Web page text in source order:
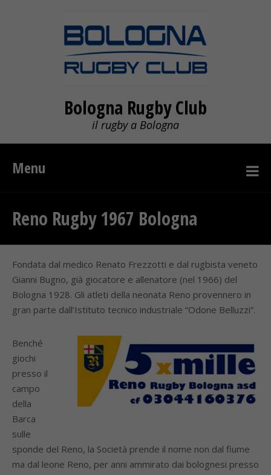
Bologna Rugby Club
il rugby a Bologna
Menu
Reno Rugby 1967 Bologna
Fondata dal medico Renato Frezzotti e dal rugbista veneto
Gianni Bugno, già giocatore e allenatore (nel 1966) del
Bologna 1928. Gli atleti della neonata Reno provennero in
gran parte dall’Istituto tecnico industriale “Odone Belluzzi”.
Benché
giochi
presso il
campo
della
Barca
sulle
sponde del Reno, la Società prende il nome non dal fiume
ma dal leone Reno, per anni ammirato dai bolognesi presso